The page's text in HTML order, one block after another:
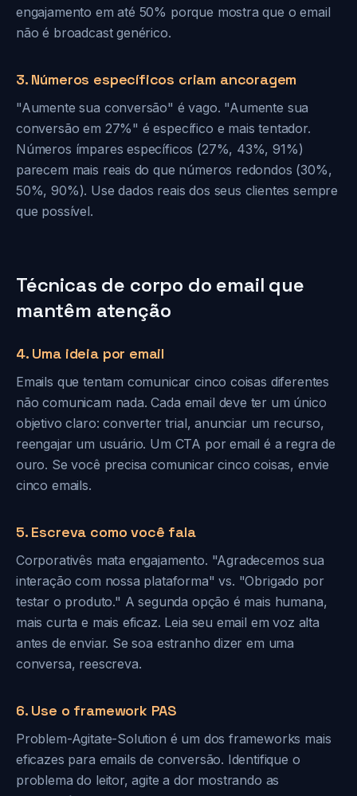
engajamento em até 50% porque mostra que o email
não é broadcast genérico.
3. Números específicos criam ancoragem
"Aumente sua conversão" é vago. "Aumente sua
conversão em 27%" é específico e mais tentador.
Números ímpares específicos (27%, 43%, 91%)
parecem mais reais do que números redondos (30%,
50%, 90%). Use dados reais dos seus clientes sempre
que possível.
Técnicas de corpo do email que
mantêm atenção
4. Uma ideia por email
Emails que tentam comunicar cinco coisas diferentes
não comunicam nada. Cada email deve ter um único
objetivo claro: converter trial, anunciar um recurso,
reengajar um usuário. Um CTA por email é a regra de
ouro. Se você precisa comunicar cinco coisas, envie
cinco emails.
5. Escreva como você fala
Corporativês mata engajamento. "Agradecemos sua
interação com nossa plataforma" vs. "Obrigado por
testar o produto." A segunda opção é mais humana,
mais curta e mais eficaz. Leia seu email em voz alta
antes de enviar. Se soa estranho dizer em uma
conversa, reescreva.
6. Use o framework PAS
Problem-Agitate-Solution é um dos frameworks mais
eficazes para emails de conversão. Identifique o
problema do leitor, agite a dor mostrando as